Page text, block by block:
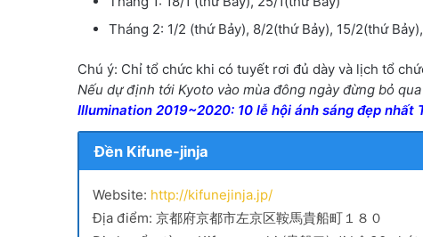
Tháng 2: 1/2 (thứ Bảy), 8/2(thứ Bảy), 15/2(thứ
Chú ý: Chỉ tổ chức khi có tuyết rơi đủ dày và lịch tổ
Nếu dự định tới Kyoto vào mùa đông ngày đừng bỏ
Illumination 2019~2020: 10 lễ hội ánh sáng đẹp nhất
Đền Kifune-jinja
Website: http://kifunejinja.jp/
Địa điểm: 京都府京都市左京区鞍馬貴船町１８０